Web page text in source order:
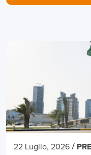
22 Luglio, 2026 /